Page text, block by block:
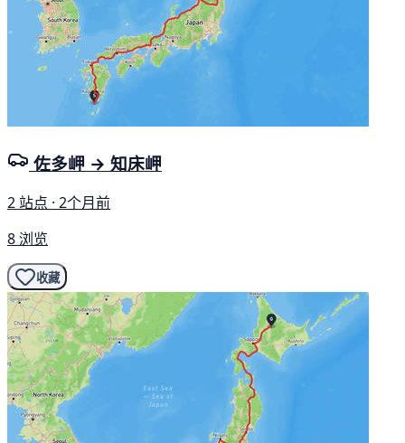
佐多岬 → 知床岬
2 站点 · 2个月前
8 浏览
收藏